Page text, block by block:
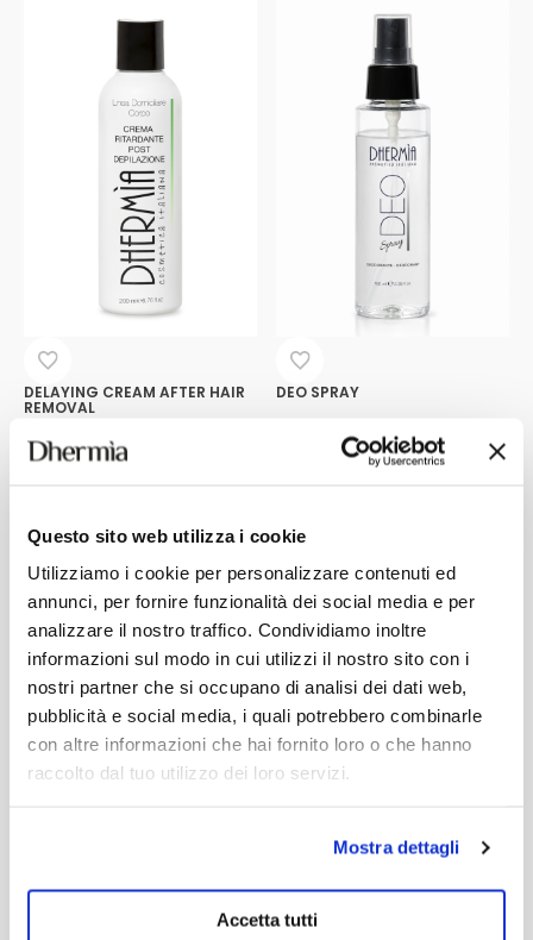
Questo sito web utilizza i cookie
Utilizziamo i cookie per personalizzare contenuti ed
annunci, per fornire funzionalità dei social media e per
analizzare il nostro traffico. Condividiamo inoltre
informazioni sul modo in cui utilizzi il nostro sito con i
nostri partner che si occupano di analisi dei dati web,
pubblicità e social media, i quali potrebbero combinarle
con altre informazioni che hai fornito loro o che hanno
raccolto dal tuo utilizzo dei loro servizi.
Mostra dettagli
Accetta tutti
multiple
variants.
The
options
may
be
chosen
product
page
DELAYING CREAM AFTER HAIR
REMOVAL
With Palmatine, Larrea
Divaricata, Carrot Oil, Vitamin E.
This
product
has
multiple
variants.
The
options
may
be
chosen
on
the
product
DEO SPRAY
For all skin types.